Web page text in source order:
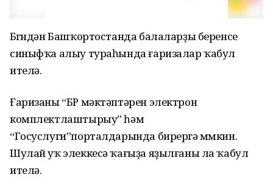
Бөгөндән Башҡортостанда балаларҙы беренсе
синыфҡа алыу тураһында ғаризалар ҡабул
ителә.
Ғаризаны “БР мәктәптәрен электрон
комплектлаштырыу” һәм
“Госуслуги”порталдарында бирергә мөмкин.
Шулай уҡ элеккесә ҡағыҙа яҙылғаны ла ҡабул
ителә.